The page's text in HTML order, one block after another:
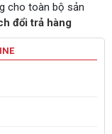
cho toàn bộ sản
đổi trả hàng